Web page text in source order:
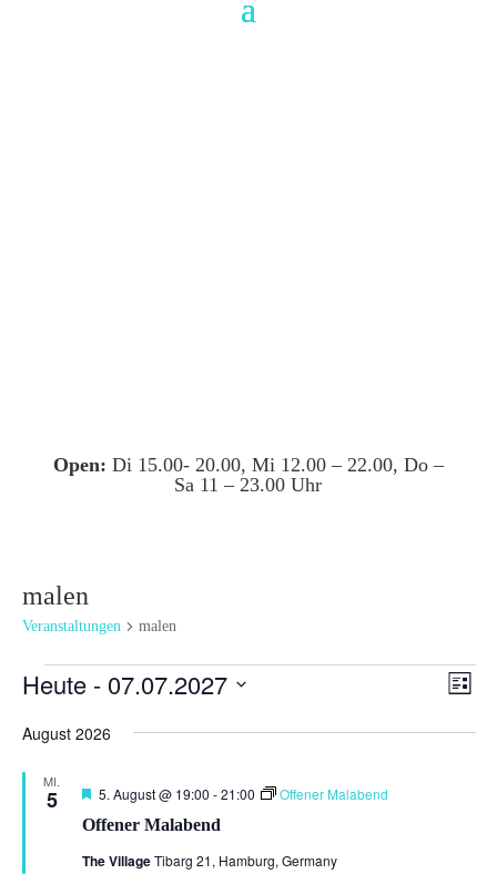
Open: Di 15.00- 20.00, Mi 12.00 – 22.00, Do –
Sa 11 – 23.00 Uhr
malen
Veranstaltungen malen
Veranstaltungen Liste
Heute - 07.07.2027
wählen.
August 2026
MI.
5
Offener Malabend
Hervorgehoben
5. August @ 19:00 -21:00 Offener Malabend
The VillageTibarg 21, Hamburg, Germany